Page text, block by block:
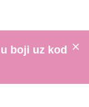
boji uz kod